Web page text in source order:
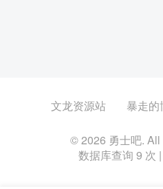
文龙资源站 暴走的
© 2026 勇士吧. All
数据库查询 9 次